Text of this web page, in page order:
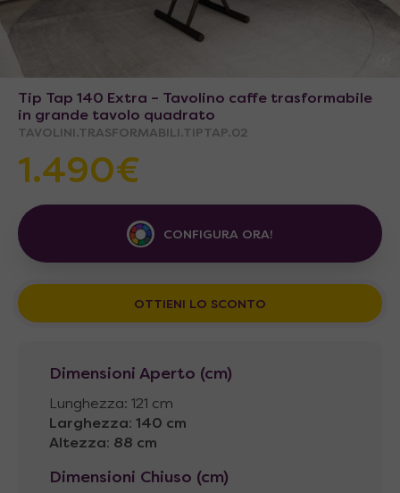
Tip Tap 140 Extra – Tavolino caffe trasformabile
in grande tavolo quadrato
TAVOLINI.TRASFORMABILI.TIPTAP.02
1.490€
CONFIGURA ORA!
OTTIENI LO SCONTO
Dimensioni Aperto (cm)
Lunghezza: 121 cm
Larghezza: 140 cm
Altezza: 88 cm
Dimensioni Chiuso (cm)